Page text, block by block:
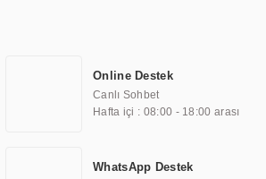
TOCHI markası altında kendi ürettiği ürünlerde
TOCHI; videowall, digital signage, kiosk, totem,
ekran, asansör ekranı, digital menüboard, marin
ekranları, endüstriyel ekranlar, kapı önü bilgi
Online Destek
Canlı Sohbet
Hafta içi : 08:00 - 18:00 arası
WhatsApp Destek